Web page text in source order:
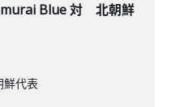
Blue 対 北朝鮮
代表